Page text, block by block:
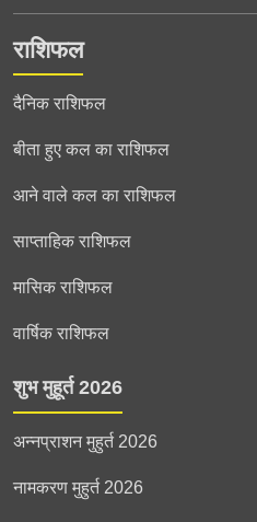
राशिफल
दैनिक राशिफल
बीता हुए कल का राशिफल
आने वाले कल का राशिफल
साप्ताहिक राशिफल
मासिक राशिफल
वार्षिक राशिफल
शुभ मुहूर्त 2026
अन्नप्राशन मुहुर्त 2026
नामकरण मुहुर्त 2026